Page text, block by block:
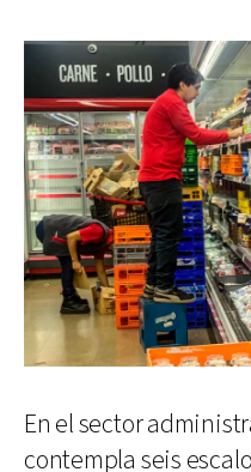
En el sector
contempla seis